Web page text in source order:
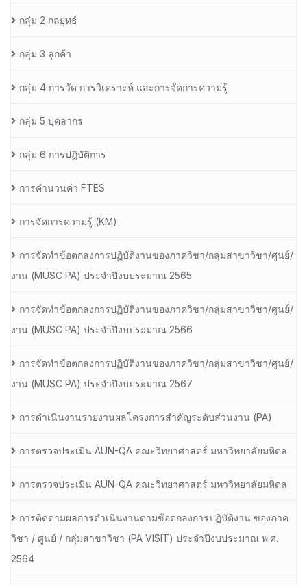
กลุ่ม 2 กลยุทธ์
กลุ่ม 3 ลูกค้า
กลุ่ม 4 การวัด การวิเคราะห์ และการจัดการความรู้
กลุ่ม 5 บุคลากร
กลุ่ม 6 การปฏิบัติการ
การคำนวนค่า FTES
การจัดการความรู้ (KM)
การจัดทำข้อตกลงการปฏิบัติงานของภาควิชา/กลุ่มสาขาวิชา/ศูนย์/
งาน (MUSC PA) ประจำปีงบประมาณ 2565
การจัดทำข้อตกลงการปฏิบัติงานของภาควิชา/กลุ่มสาขาวิชา/ศูนย์/
งาน (MUSC PA) ประจำปีงบประมาณ 2566
การจัดทำข้อตกลงการปฏิบัติงานของภาควิชา/กลุ่มสาขาวิชา/ศูนย์/
งาน (MUSC PA) ประจำปีงบประมาณ 2567
การดำเนินงานรายงานผลโครงการสำคัญระดับส่วนงาน (PA)
การตรวจประเมิน AUN-QA คณะวิทยาศาสตร์ มหาวิทยาลัยมหิดล
การตรวจประเมิน AUN-QA คณะวิทยาศาสตร์ มหาวิทยาลัยมหิดล
การติดตามผลการดำเนินงานตามข้อตกลงการปฏิบัติงาน ของภาค
วิชา / ศูนย์ / กลุ่มสาขาวิชา (PA VISIT) ประจำปีงบประมาณ พ.ศ.​
2564